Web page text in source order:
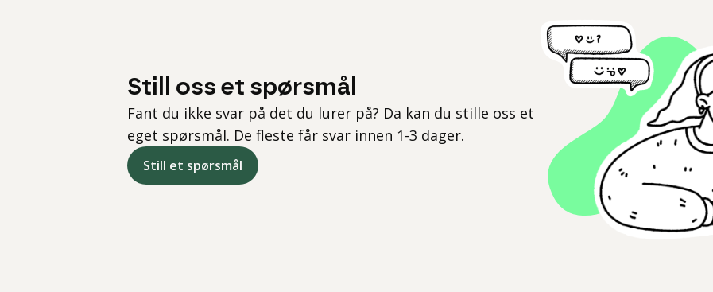
Still oss et spørsmål
Fant du ikke svar på det du lurer på? Da kan du stille oss et
eget spørsmål. De fleste får svar innen 1-3 dager.
Still et spørsmål